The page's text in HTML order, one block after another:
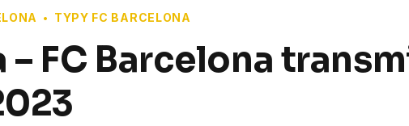
TYPY FC BARCELONA
FC Barcelona